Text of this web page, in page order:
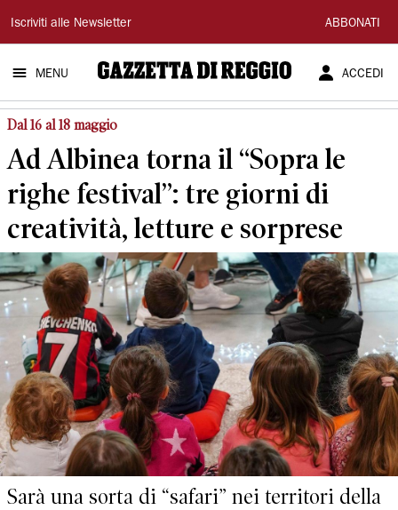
Gazzetta
di
Reggio
Iscriviti alle Newsletter ABBONATI
MENU ACCEDI
Dal 16 al 18 maggio
Ad Albinea torna il “Sopra le
righe festival”: tre giorni di
creatività, letture e sorprese
Sarà una sorta di “safari” nei territori della